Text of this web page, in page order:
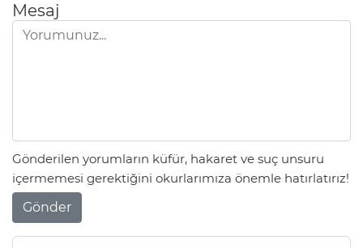
Mesaj
Gönderilen yorumların küfür, hakaret ve suç unsuru
içermemesi gerektiğini okurlarımıza önemle hatırlatırız!
Gönder